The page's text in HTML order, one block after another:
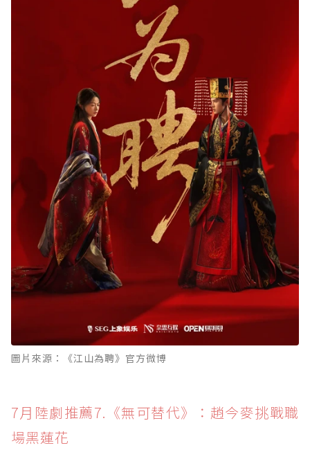
圖片來源：《江山為聘》官方微博
7月陸劇推薦7.《無可替代》：趙今麥挑戰職
場黑蓮花